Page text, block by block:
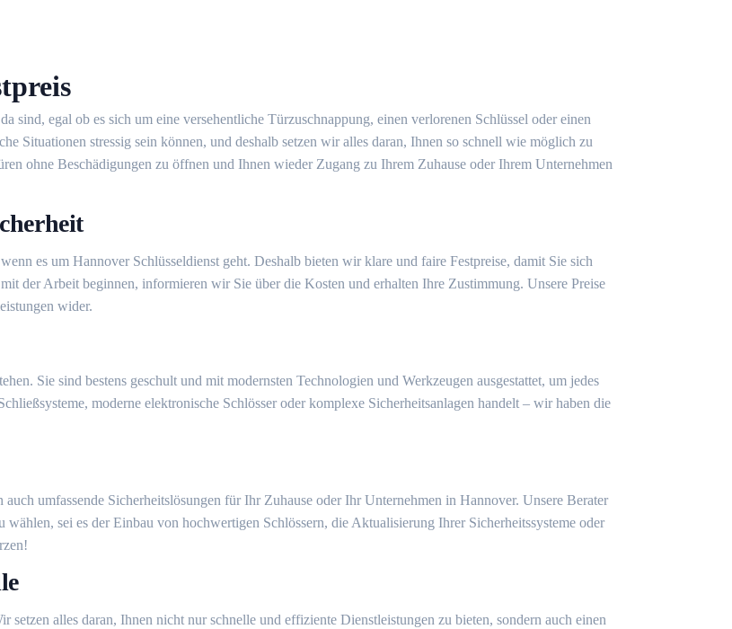
sind, egal ob es sich um eine versehentliche Türzuschnappung, einen verlorenen Schlüssel oder einen
Situationen stressig sein können, und deshalb setzen wir alles daran, Ihnen so schnell wie möglich zu
ohne Beschädigungen zu öffnen und Ihnen wieder Zugang zu Ihrem Zuhause oder Ihrem Unternehmen
es um Hannover Schlüsseldienst geht. Deshalb bieten wir klare und faire Festpreise, damit Sie sich
der Arbeit beginnen, informieren wir Sie über die Kosten und erhalten Ihre Zustimmung. Unsere Preise
wider.
Sie sind bestens geschult und mit modernsten Technologien und Werkzeugen ausgestattet, um jedes
moderne elektronische Schlösser oder komplexe Sicherheitsanlagen handelt – wir haben die
umfassende Sicherheitslösungen für Ihr Zuhause oder Ihr Unternehmen in Hannover. Unsere Berater
sei es der Einbau von hochwertigen Schlössern, die Aktualisierung Ihrer Sicherheitssysteme oder
alles daran, Ihnen nicht nur schnelle und effiziente Dienstleistungen zu bieten, sondern auch einen